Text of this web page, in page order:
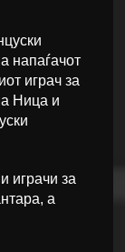
напаѓачот
играч за
Ница и
играчи за
а